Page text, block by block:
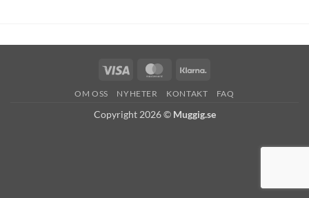
Visa MasterCard
OM OSS NYHETER KONTAKT FAQ
Copyright 2026 © Muggig.se